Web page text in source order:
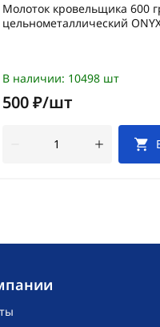
Молоток кровельщика 600
цельнометаллический
В наличии: 10498 шт
500 ₽/шт